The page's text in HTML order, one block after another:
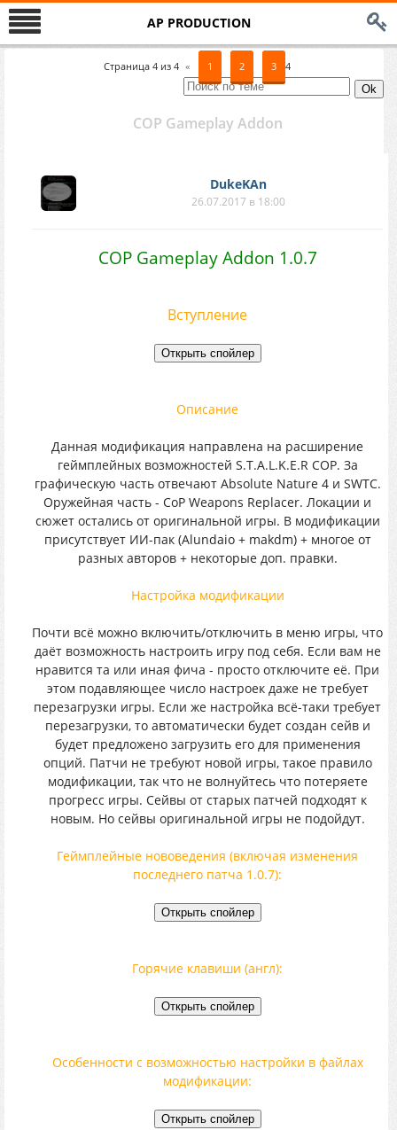
AP PRODUCTION
Страница 4 из 4 « 1 2 3 4
COP Gameplay Addon
DukeKAn
26.07.2017 в 18:00
COP Gameplay Addon 1.0.7
Вступление
Описание
Данная модификация направлена на расширение
геймплейных возможностей S.T.A.L.K.E.R COP. За
графическую часть отвечают Absolute Nature 4 и SWTC.
Оружейная часть - CoP Weapons Replacer. Локации и
сюжет остались от оригинальной игры. В модификации
присутствует ИИ-пак (Alundaio + makdm) + многое от
разных авторов + некоторые доп. правки.
Настройка модификации
Почти всё можно включить/отключить в меню игры, что
даёт возможность настроить игру под себя. Если вам не
нравится та или иная фича - просто отключите её. При
этом подавляющее число настроек даже не требует
перезагрузки игры. Если же настройка всё-таки требует
перезагрузки, то автоматически будет создан сейв и
будет предложено загрузить его для применения
опций. Патчи не требуют новой игры, такое правило
модификации, так что не волнуйтесь что потеряете
прогресс игры. Сейвы от старых патчей подходят к
новым. Но сейвы оригинальной игры не подойдут.
Геймплейные нововедения (включая изменения
последнего патча 1.0.7):
Горячие клавиши (англ):
Особенности с возможностью настройки в файлах
модификации: